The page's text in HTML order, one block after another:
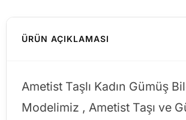
ÜRÜN AÇIKLAMASI
Ametist Taşlı Kadın Gümüş
Modelimiz , Ametist Taşı ve